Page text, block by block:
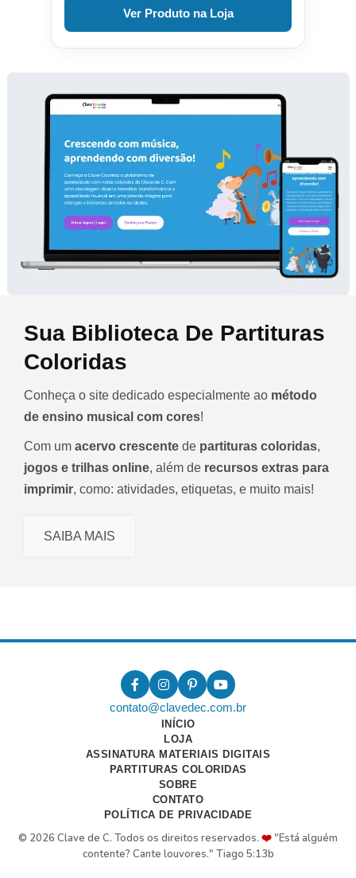
Ver Produto na Loja
Sua Biblioteca De Partituras
Coloridas
Conheça o site dedicado especialmente ao método
de ensino musical com cores!
Com um acervo crescente de partituras coloridas,
jogos e trilhas online, além de recursos extras para
imprimir, como: atividades, etiquetas, e muito mais!
SAIBA MAIS
contato@clavedec.com.br
INÍCIO
LOJA
ASSINATURA MATERIAIS DIGITAIS
PARTITURAS COLORIDAS
SOBRE
CONTATO
POLÍTICA DE PRIVACIDADE
© 2026 Clave de C. Todos os direitos reservados. ❤️ "Está alguém
contente? Cante louvores." Tiago 5:13b